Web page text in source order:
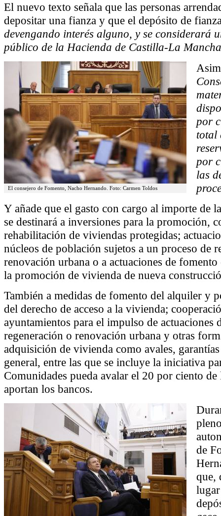
El nuevo texto señala que las personas
depositar una fianza y que el depósito de
devengando interés alguno, y se considerará
público de la Hacienda de Castilla-La
El consejero de Fomento, Nacho Hernando. Foto: Carmen Toldos
por
total
por
las
Y añade que el gasto con cargo al importe de
se destinará a inversiones para la promoción,
rehabilitación de viviendas protegidas;
núcleos de población sujetos a un proceso de
renovación urbana o a actuaciones de
la promoción de vivienda de nueva
También a medidas de fomento del alquiler y
del derecho de acceso a la vivienda;
ayuntamientos para el impulso de actuaciones
regeneración o renovación urbana y otras
adquisición de vivienda como avales,
general, entre las que se incluye la iniciativa
Comunidades pueda avalar el 20 por ciento
aportan los bancos.
de
que,